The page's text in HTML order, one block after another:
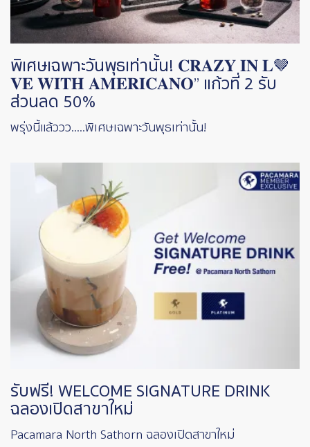
พิเศษเฉพาะวันพุธเท่านั้น! 𝐂𝐑𝐀𝐙𝐘 𝐈𝐍 𝐋🤎
𝐕𝐄 𝐖𝐈𝐓𝐇 𝐀𝐌𝐄𝐑𝐈𝐂𝐀𝐍𝐎” แก้วที่ 2 รับ
ส่วนลด 50%
พรุ่งนี้แล้ววว.....พิเศษเฉพาะวันพุธเท่านั้น!
Image
รับฟรี! WELCOME SIGNATURE DRINK
ฉลองเปิดสาขาใหม่
Pacamara North Sathorn ฉลองเปิดสาขาใหม่